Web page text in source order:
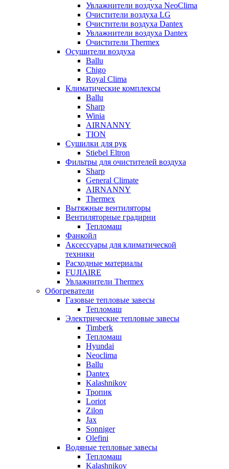
Увлажнители воздуха NeoClima
Очистители воздуха LG
Очистители воздуха Dantex
Увлажнители воздуха Dantex
Очистители Thermex
Осушители воздуха
Ballu
Chigo
Royal Clima
Климатические комплексы
Ballu
Sharp
Winia
AIRNANNY
TION
Сушилки для рук
Stiebel Eltron
Фильтры для очистителей воздуха
Sharp
General Climate
AIRNANNY
Thermex
Вытяжные вентиляторы
Вентиляторные градирни
Тепломаш
Фанкойл
Аксессуары для климатической
техники
Расходные материалы
FUJIAIRE
Увлажнители Thermex
Обогреватели
Газовые тепловые завесы
Тепломаш
Электрические тепловые завесы
Timberk
Тепломаш
Hyundai
Neoclima
Ballu
Dantex
Kalashnikov
Тропик
Loriot
Zilon
Jax
Sonniger
Olefini
Водяные тепловые завесы
Тепломаш
Kalashnikov